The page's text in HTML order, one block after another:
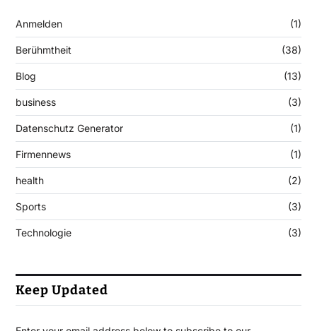
Anmelden (1)
Berühmtheit (38)
Blog (13)
business (3)
Datenschutz Generator (1)
Firmennews (1)
health (2)
Sports (3)
Technologie (3)
Keep Updated